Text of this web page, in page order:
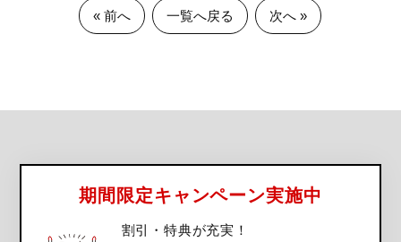
« 前へ 一覧へ戻る 次へ »
期間限定キャンペーン実施中
割引・特典が充実！